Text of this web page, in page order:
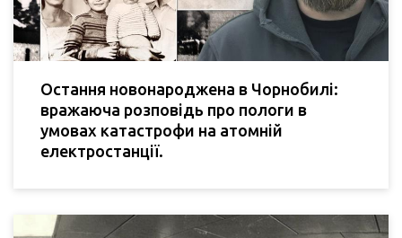
Остання новонароджена в Чорнобилі:
вражаюча розповідь про пологи в
умовах катастрофи на атомній
електростанції.